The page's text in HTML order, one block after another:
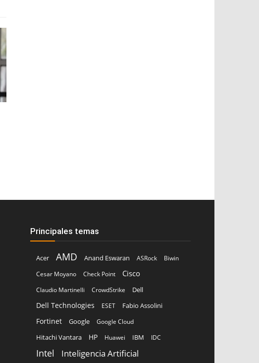
Principales temas
Acer AMD Anand Eswaran ASRock
Biwin
Cesar Moyano
Check Point Cisco
Claudio Martinelli CrowdStrike Dell
Dell Technologies ESET Fabio Assolini
Fortinet Google Google Cloud
Hitachi Vantara HP Huawei IBM IDC
Intel Inteligencia Artificial